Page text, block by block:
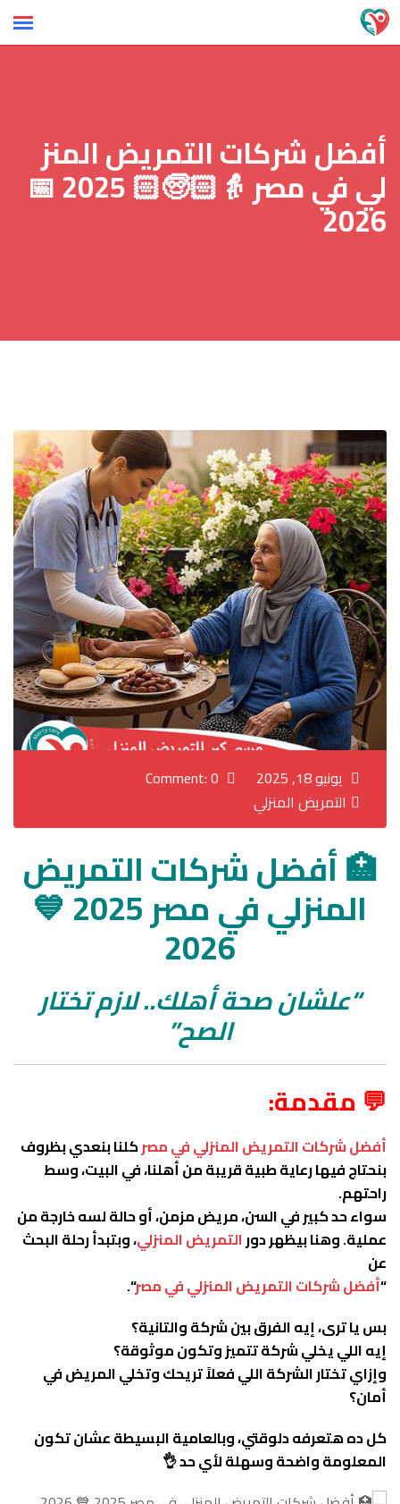
Skip
to
أفضل شركات التمريض المنز
لي في مصر 👵🏻🧓🏻 2025 📅
2026
يونيو 18, 2025
التمريض المنزلي
🏥 أفضل شركات التمريض
المنزلي في مصر 2025 💙
2026
“علشان صحة أهلك.. لازم تختار
الصح”
💬 مقدمة:
أفضل شركات التمريض المنزلي في مصركلنا بنعدي بظروف
بنحتاج فيها رعاية طبية قريبة من أهلنا، في البيت، وسط
راحتهم.
سواء حد كبير في السن، مريض مزمن، أو حالة لسه خارجة من
عملية.وهنا بيظهر دورالتمريض المنزلي، وبتبدأ رحلة البحث
عن
“أفضل شركات التمريض المنزلي في مصر“.
بس يا ترى، إيه الفرق بين شركة والتانية؟
إيه اللي يخلي شركة تتميز وتكون موثوقة؟
وإزاي تختار الشركة اللي فعلاً تريحك وتخلي المريض في
أمان؟
كل ده هتعرفه دلوقتي، وبالعامية البسيطة عشان تكون
المعلومة واضحة وسهلة لأي حد 👌